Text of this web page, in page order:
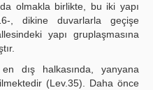
olmakla birlikte, bu iki yapı
, dikine duvarlarla geçişe
yapı gruplaşmasına
dış halkasında, yanyana
(Lev.35). Daha önce